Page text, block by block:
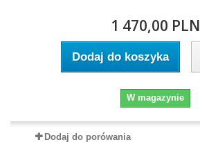
1 470,00 PLN
Dodaj do koszyka
W magazynie
Dodaj do porówania